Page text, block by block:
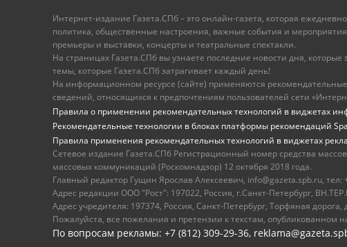
Интернет-издание Газета.СПб – это онлайн-газета, которая
политика, общественные настроения, важные события и
премьеры и выставки, концерты и театральные спектакли.
На страницах Газета.СПб вы узнаете последние новости дня,
темы, которые Газета.СПб затрагивает каждый день!
На информационном ресурсе (сайте) применяются
сведений, относящихся к предпочтениям пользователей сети
Правила о применении рекомендательных технологий в виджетах
Рекомендательные технологии в блоках платформы рекомендаций
Правила применения рекомендательных технологий в виджетах
Сетевое издание Газета.СПб Регистрационный номер средства
массовых коммуникаций (Роскомнадзор) 12 октября 2018 года.
Главный редактор Гущин Ярослав Алексеевич, info@gazeta.spb.ru,
Адрес редакции ООО "Рост": 197022, Россия, г.Санкт-Петербург,
Адрес учредителя: 197374, Россия, Санкт-Петербург, Торфяная
Пожалуйста, все пожелания и претензии к текстам, опубликованном
По вопросам рекламы: +7 (812) 309-29-36,